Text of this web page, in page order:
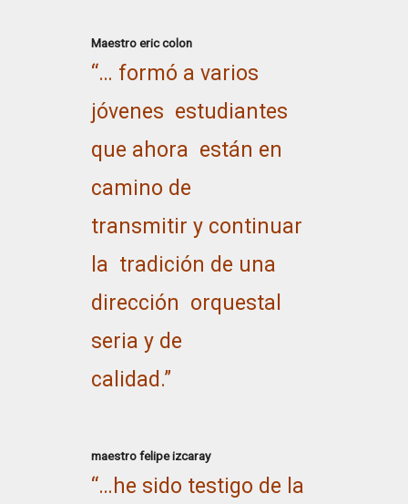
Maestro eric colon
“… formó a varios
jóvenes estudiantes
que ahora están en
camino de
transmitir y continuar
la tradición de una
dirección orquestal
seria y de
calidad.”
maestro felipe izcaray
“…he sido testigo de la